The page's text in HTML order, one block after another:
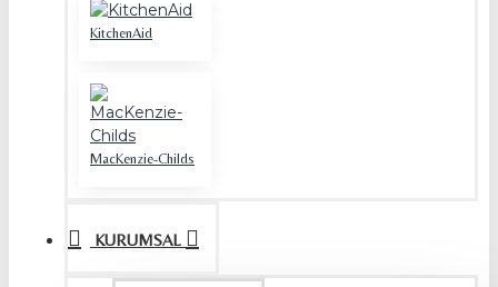
KitchenAid
MacKenzie-Childs
KURUMSAL